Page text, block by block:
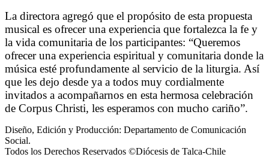
La directora agregó que el propósito de esta propuesta
musical es ofrecer una experiencia que fortalezca la fe y
la vida comunitaria de los participantes: “Queremos
ofrecer una experiencia espiritual y comunitaria donde la
música esté profundamente al servicio de la liturgia. Así
que les dejo desde ya a todos muy cordialmente
invitados a acompañarnos en esta hermosa celebración
de Corpus Christi, les esperamos con mucho cariño”.
Diseño, Edición y Producción: Departamento de Comunicación
Social.
Todos los Derechos Reservados ©Diócesis de Talca-Chile